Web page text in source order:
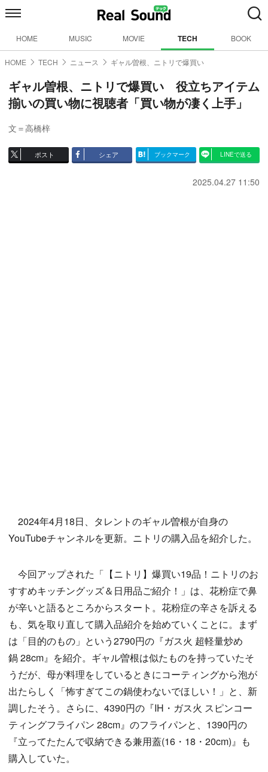
HOME MUSIC MOVIE TECH BOOK
HOME TECH ニュース ギャル曽根、ニトリで爆買い
ギャル曽根、ニトリで爆買い 役立ちアイテム
揃いの買い物に視聴者「買い物が凄く上手」
文＝高橋梓
ポスト シェア ブックマーク LINEで送る
2025.04.27 11:50
2024年4月18日、タレントのギャル曽根が自身の
YouTubeチャンネルを更新。ニトリの購入品を紹介した。
今回アップされた「【ニトリ】爆買い19品！ニトリのお
すすめキッチングッズ＆日用品ご紹介！」は、花粉症で鼻
が辛いと語るところからスタート。花粉症の辛さを訴える
も、気を取り直して購入品紹介を始めていくことに。まず
は「目的のもの」という2790円の『ガス火 超軽量炒め
鍋 28cm』を紹介。ギャル曽根は似たものを持っていたそ
うだが、母が料理をしているときにコーティングから泡が
出たらしく「怖すぎてこの鍋使わないでほしい！」と、新
調したそう。さらに、4390円の『IH・ガス火 スピンコー
ティングフライパン 28cm』のフライパンと、1390円の
『立ってたたんで収納できる兼用蓋(16・18・20cm)』も
購入していた。